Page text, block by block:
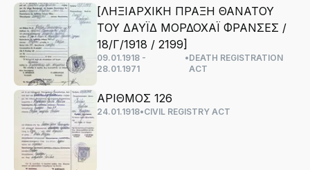
[ΛΗΞΙΑΡΧΙΚΗ ΠΡΑΞΗ ΘΑΝΑΤΟΥ
ΤΟΥ ΔΑΥΪΔ ΜΟΡΔΟΧΑΪ ΦΡΑΝΣΕΣ /
18/Γ/1918 / 2199]
09.01.1918 -
28.01.1971
•DEATH REGISTRATION
ACT
ΑΡΙΘΜΟΣ 126
24.01.1918•CIVIL REGISTRY ACT